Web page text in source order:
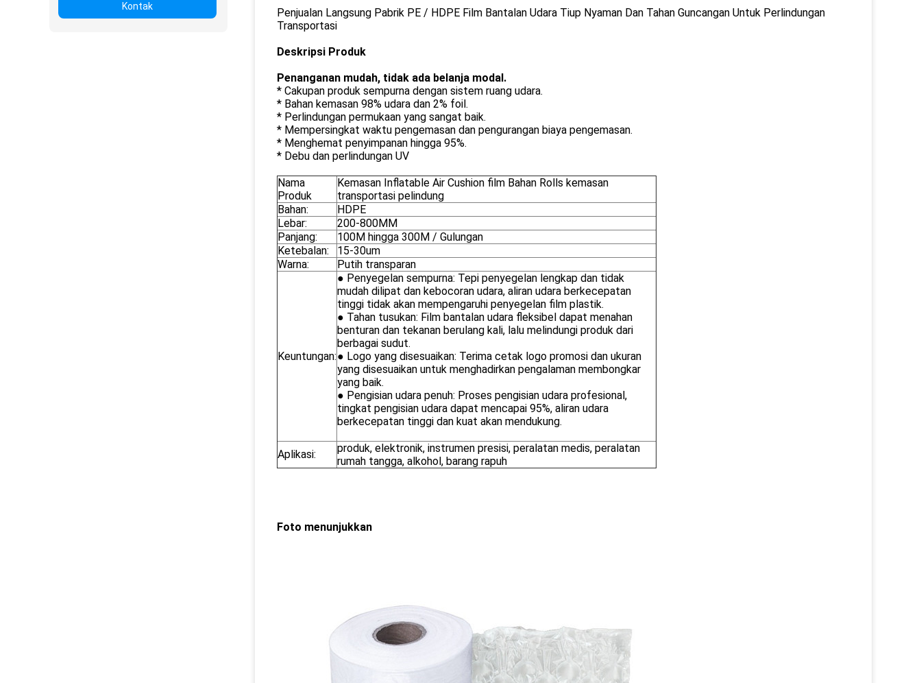
Kontak
Penjualan Langsung Pabrik PE / HDPE Film Bantalan Udara Tiup Nyaman Dan Tahan Guncangan Untuk Perlindungan
Transportasi
Deskripsi Produk
Penanganan mudah, tidak ada belanja modal.
* Cakupan produk sempurna dengan sistem ruang udara.
* Bahan kemasan 98% udara dan 2% foil.
* Perlindungan permukaan yang sangat baik.
* Mempersingkat waktu pengemasan dan pengurangan biaya pengemasan.
* Menghemat penyimpanan hingga 95%.
* Debu dan perlindungan UV
Nama
Produk
Kemasan Inflatable Air Cushion film Bahan Rolls kemasan
transportasi pelindung
Bahan:
HDPE
Lebar:
200-800MM
Panjang:
100M hingga 300M / Gulungan
Ketebalan:
15-30um
Warna:
Putih transparan
Keuntungan:
● Penyegelan sempurna: Tepi penyegelan lengkap dan tidak
mudah dilipat dan kebocoran udara, aliran udara berkecepatan
tinggi tidak akan mempengaruhi penyegelan film plastik.
● Tahan tusukan: Film bantalan udara fleksibel dapat menahan
benturan dan tekanan berulang kali, lalu melindungi produk dari
berbagai sudut.
● Logo yang disesuaikan: Terima cetak logo promosi dan ukuran
yang disesuaikan untuk menghadirkan pengalaman membongkar
yang baik.
● Pengisian udara penuh: Proses pengisian udara profesional,
tingkat pengisian udara dapat mencapai 95%, aliran udara
berkecepatan tinggi dan kuat akan mendukung.
Aplikasi:
produk, elektronik, instrumen presisi, peralatan medis, peralatan
rumah tangga, alkohol, barang rapuh
Foto menunjukkan